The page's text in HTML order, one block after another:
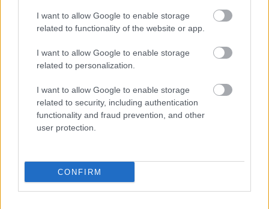
I want to allow Google to enable storage
related to functionality of the website or app.
I want to allow Google to enable storage
related to personalization.
I want to allow Google to enable storage
related to security, including authentication
functionality and fraud prevention, and other
user protection.
CONFIRM
Først ble hun nummer 4, men etter granskning av målfoto fikk
Julia Kvale Støstad ta steget opp på pallen i Tjejvasan.
Ramudden-løperen.